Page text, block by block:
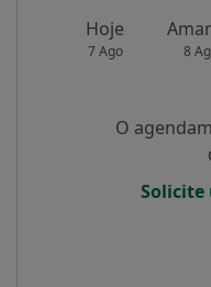
Hoje
7 Ago 8
O